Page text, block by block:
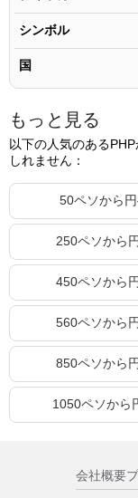
4.17ペソ
4.18ペソ
4.19ペソ
4.20ペソ
4.21ペソ
4.22ペソ
4.24ペソ
4.26ペソ
4.28ペソ
4.30ペソ
シンボル
国
もっと見る
以下の人気のある
しれません：
50ペソから
250ペソから
450ペソから
560ペソから
850ペソから
1050ペソから
会社概要